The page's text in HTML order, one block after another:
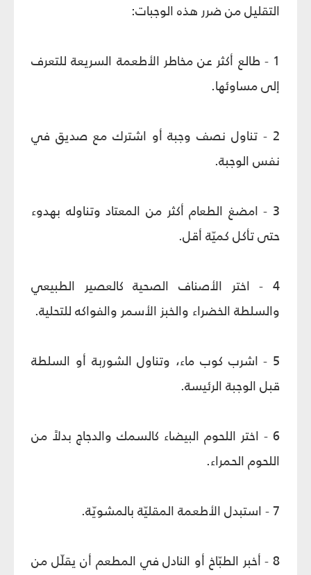
التقليل من ضرر هذه الوجبات:
1 - طالع أكثر عن مخاطر الأطعمة السريعة للتعرف
إلى مساوئها.
2 - تناول نصف وجبة أو اشترك مع صديق في
نفس الوجبة.
3 - امضغ الطعام أكثر من المعتاد وتناوله بهدوء
حتى تأكل كميّة أقل.
4 - اختر الأصناف الصحية كالعصير الطبيعي
والسلطة الخضراء والخبز الأسمر والفواكه للتحلية.
5 - اشرب كوب ماء، وتناول الشوربة أو السلطة
قبل الوجبة الرئيسة.
6 - اختر اللحوم البيضاء كالسمك والدجاج بدلاً من
اللحوم الحمراء.
7 - استبدل الأطعمة المقليّة بالمشويّة.
8 - أخبر الطبّاخ أو النادل في المطعم أن يقلّل من